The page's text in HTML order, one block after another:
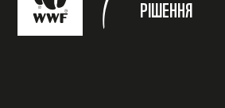
РІШЕННЯ